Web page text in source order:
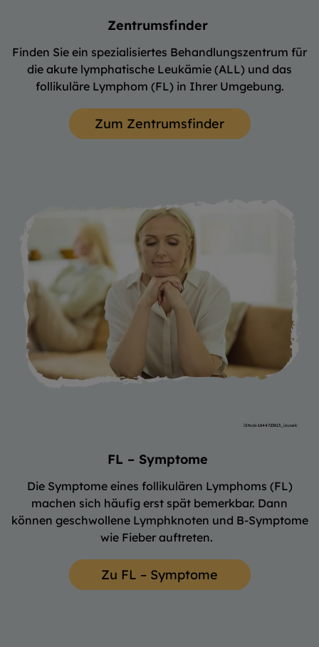
Zentrumsfinder
Finden Sie ein spezialisiertes Behandlungszentrum für
die akute lymphatische Leukämie (ALL) und das
follikuläre Lymphom (FL) in Ihrer Umgebung.
Zum Zentrumsfinder
iStock-1644723613_izusek
FL – Symptome
Die Symptome eines follikulären Lymphoms (FL)
machen sich häufig erst spät bemerkbar. Dann
können geschwollene Lymphknoten und B-Symptome
wie Fieber auftreten.
Zu FL – Symptome